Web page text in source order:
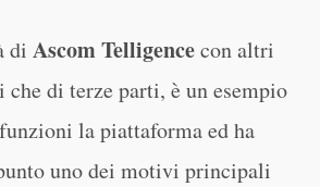
di Ascom Telligencecon altri
di terze parti, è un esempio
la piattaforma ed ha
uno dei motivi principali